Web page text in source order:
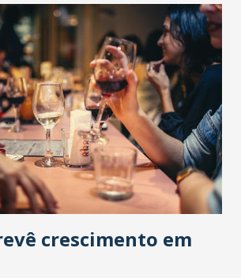
crescimento em